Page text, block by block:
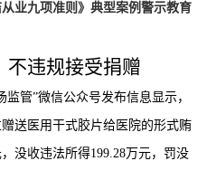
业九项准则》典型案例警示教育
不违规接受捐赠
监管”微信公众号发布信息显示，
送医用干式胶片给医院的形式贿
没收违法所得199.28万元，罚没